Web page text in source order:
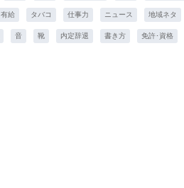
有給 タバコ 仕事力 ニュース 地域ネタ
音 靴 内定辞退 書き方 免許･資格